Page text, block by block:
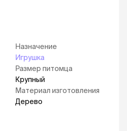
Назначение
Игрушка
Размер питомца
Крупный
Материал изготовления
Дерево